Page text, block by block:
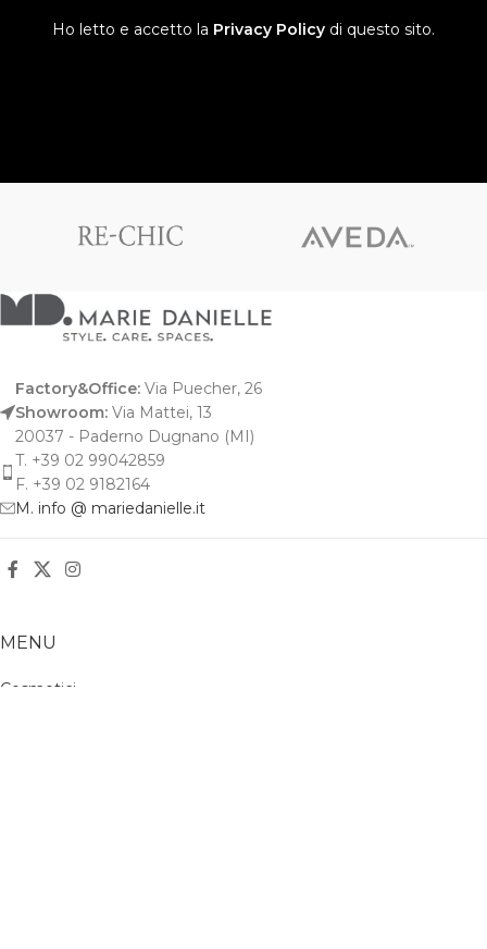
Ho letto e accetto la Privacy Policy di questo sito.
Factory&Office: Via Puecher, 26
Showroom: Via Mattei, 13
20037 - Paderno Dugnano (MI)
T. +39 02 99042859
F. +39 02 9182164
M. info @ mariedanielle.it
MENU
Cosmetici